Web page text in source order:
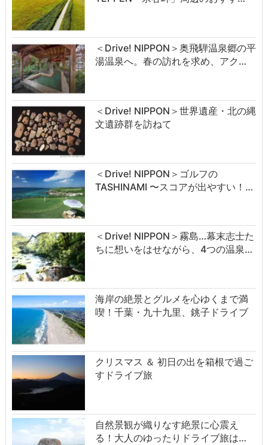
＜Drive! NIPPON＞奥飛騨温泉郷の平
湯温泉へ。春の訪れを求め、アク…
＜Drive! NIPPON＞世界遺産・北の縄
文遺跡群を訪ねて
＜Drive! NIPPON＞ゴルフの
TASHINAMI 〜スコアが出やすい！…
＜Drive! NIPPON＞霧島…幕末志士た
ちに想いをはせながら、4つの温泉…
海岸の絶景とグルメを心ゆくまで満
喫！千葉・九十九里、銚子ドライブ
クリスマス ＆ 初日の出を箱根で過ご
すドライブ旅
自然景観が織りなす絶景に心震え
る！大人のゆったりドライブ旅は…